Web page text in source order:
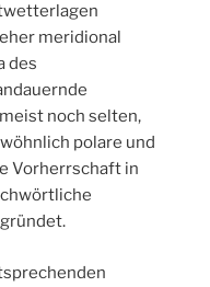
meridional
des
noch selten,
polare und
Vorherrschaft in